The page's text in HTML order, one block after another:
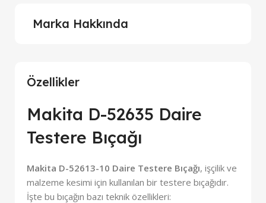
Özellikler
Makita D-52635 Daire
Testere Bıçağı
Makita D-52613-10 Daire Testere Bıçağı, işçilik ve
malzeme kesimi için kullanılan bir testere bıçağıdır.
İşte bu bıçağın bazı teknik özellikleri:
Marka Hakkında